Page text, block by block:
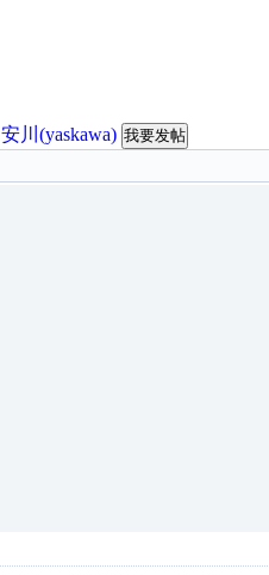
安川(yaskawa) 我要发帖